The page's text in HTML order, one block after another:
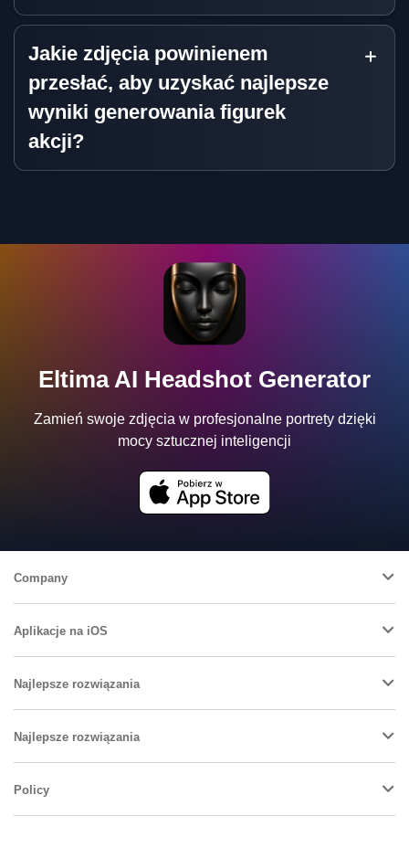
Jakie zdjęcia powinienem
przesłać, aby uzyskać najlepsze
wyniki generowania figurek
akcji?
Eltima AI Headshot Generator
Zamień swoje zdjęcia w profesjonalne portrety dzięki
mocy sztucznej inteligencji
Company
Aplikacje na iOS
Najlepsze rozwiązania
Najlepsze rozwiązania
Policy